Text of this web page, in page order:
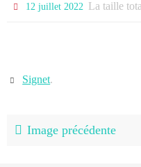
12 juillet 2022 La taille
Signet.
Image précédente